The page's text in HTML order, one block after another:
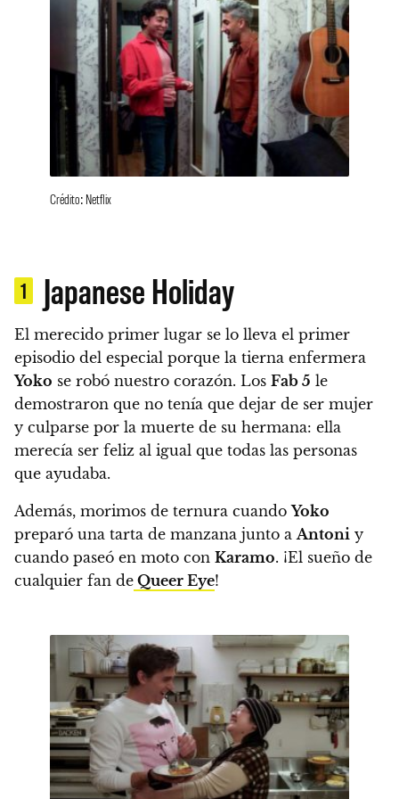
Crédito: Netflix
1 Japanese Holiday
El merecido primer lugar se lo lleva el primer
episodio del especial porque la tierna enfermera
Yoko se robó nuestro corazón. Los Fab 5 le
demostraron que no tenía que dejar de ser mujer
y culparse por la muerte de su hermana: ella
merecía ser feliz al igual que todas las personas
que ayudaba.
Además, morimos de ternura cuandoYoko
preparó una tarta de manzana junto aAntoni y
cuando paseó en moto con Karamo. ¡El sueño de
cualquier fan de Queer Eye!